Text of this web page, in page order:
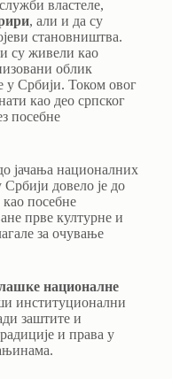
властеле,
, али и да су
становништва.
су живели као
облик
у Србији. Током овог
као део српског
посебне
јачања националних
довело је до
посебне
прве културне и
за очување
националне
институционални
заштите и
и права у